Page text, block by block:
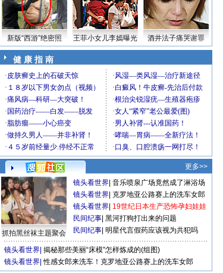
新版“西游”绝密照 王菲小女儿李嫣曝光 酒井法子痛哭谢罪
健 康 指 南
更多>>
抓拍黑丝袜主题聚会
镜头看世界 音乐喷泉广场竟然成了淋浴场
镜头看世界 克罗地亚公路赛上的洗车女郎
镜头看世界 19世纪日本生产恐怖孕妇娃娃
民间纪事 黑河打狗打出来的问题
民间纪事 明星代言假药应该视为共犯吗
镜头看世界 揭秘那些美丽“床模”怎样炼成的(组图)
镜头看世界 性感女郎来洗车！克罗地亚公路赛上的洗车女郎